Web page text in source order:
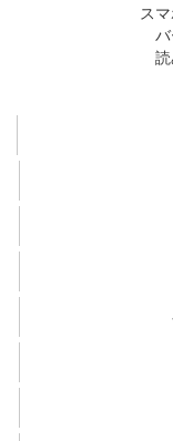
ス